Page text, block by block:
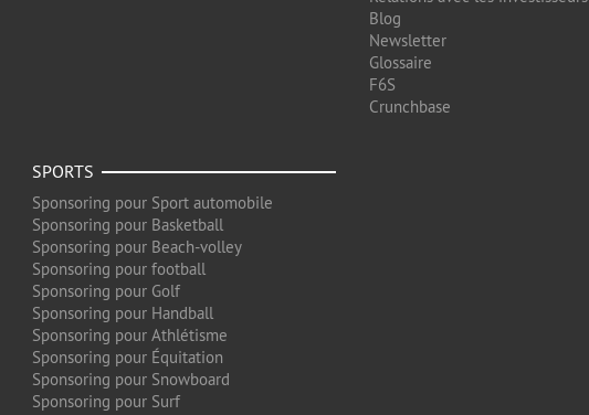
Blog
Newsletter
Glossaire
F6S
Crunchbase
SPORTS
Sponsoring pour Sport automobile
Sponsoring pour Basketball
Sponsoring pour Beach-volley
Sponsoring pour football
Sponsoring pour Golf
Sponsoring pour Handball
Sponsoring pour Athlétisme
Sponsoring pour Équitation
Sponsoring pour Snowboard
Sponsoring pour Surf